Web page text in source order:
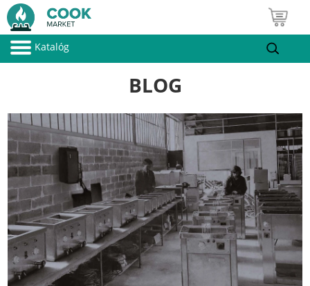
Katalóg
BLOG